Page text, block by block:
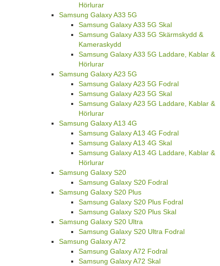
Hörlurar
Samsung Galaxy A33 5G
Samsung Galaxy A33 5G Skal
Samsung Galaxy A33 5G Skärmskydd &
Kameraskydd
Samsung Galaxy A33 5G Laddare, Kablar &
Hörlurar
Samsung Galaxy A23 5G
Samsung Galaxy A23 5G Fodral
Samsung Galaxy A23 5G Skal
Samsung Galaxy A23 5G Laddare, Kablar &
Hörlurar
Samsung Galaxy A13 4G
Samsung Galaxy A13 4G Fodral
Samsung Galaxy A13 4G Skal
Samsung Galaxy A13 4G Laddare, Kablar &
Hörlurar
Samsung Galaxy S20
Samsung Galaxy S20 Fodral
Samsung Galaxy S20 Plus
Samsung Galaxy S20 Plus Fodral
Samsung Galaxy S20 Plus Skal
Samsung Galaxy S20 Ultra
Samsung Galaxy S20 Ultra Fodral
Samsung Galaxy A72
Samsung Galaxy A72 Fodral
Samsung Galaxy A72 Skal